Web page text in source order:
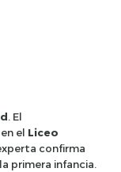
. El
el Liceo
confirma
primera infancia.